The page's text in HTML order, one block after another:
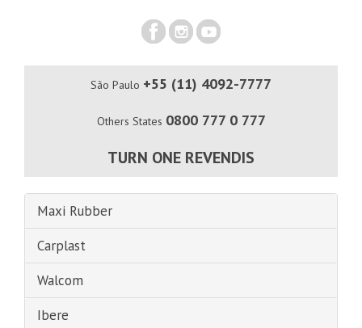
São Paulo +55 (11) 4092-7777
Others States 0800 777 0 777
TURN ONE REVENDIS
Maxi Rubber
Carplast
Walcom
Ibere